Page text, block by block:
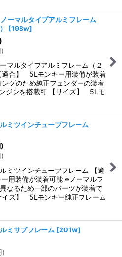
マルタイプアルミフレーム
[198w]
)
マルタイプアルミフレーム（２
適合】 5Lモンキー用装備が装着
グのため純正フェンダーの装着
ジンを搭載可 【サイズ】 5Lモ
ミツインチューブフレーム
)
ミツインチューブフレーム 【適
用装備が装着可能 ※ノーマルフ
なるため一部のパーツが装着で
イズ】 5Lモンキー純正フレーム
ミサブフレーム [201w]
)